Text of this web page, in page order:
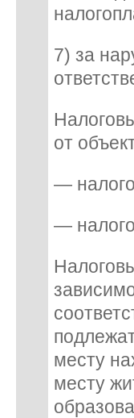
7) за
от
—
—
месту
месту